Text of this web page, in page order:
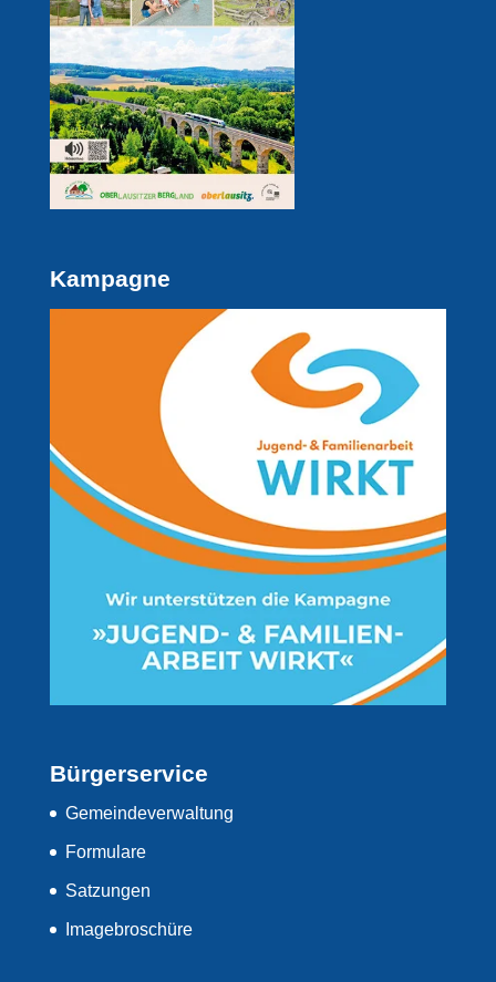
Kampagne
Bürgerservice
Gemeindeverwaltung
Formulare
Satzungen
Imagebroschüre